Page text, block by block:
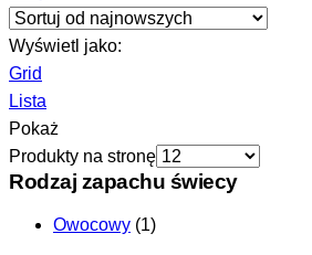
Wyświetl jako:
Grid
Lista
Pokaż
Produkty na stronę
Rodzaj zapachu świecy
Owocowy (1)